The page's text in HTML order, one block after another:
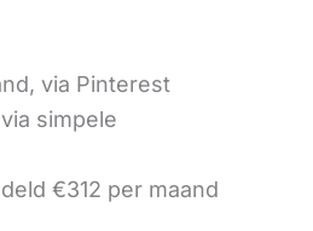
via Pinterest
simpele
€312 per maand